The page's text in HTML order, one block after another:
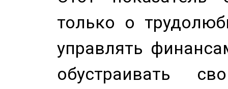
только о
управлять
обустраивать